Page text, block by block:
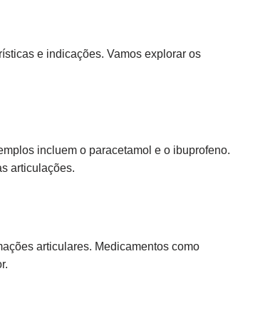
e indicações. Vamos explorar os
incluem o paracetamol e o ibuprofeno.
articulações.
articulares. Medicamentos como